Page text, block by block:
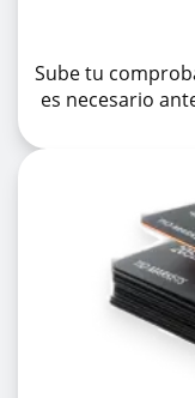
Sube tu
es necesario